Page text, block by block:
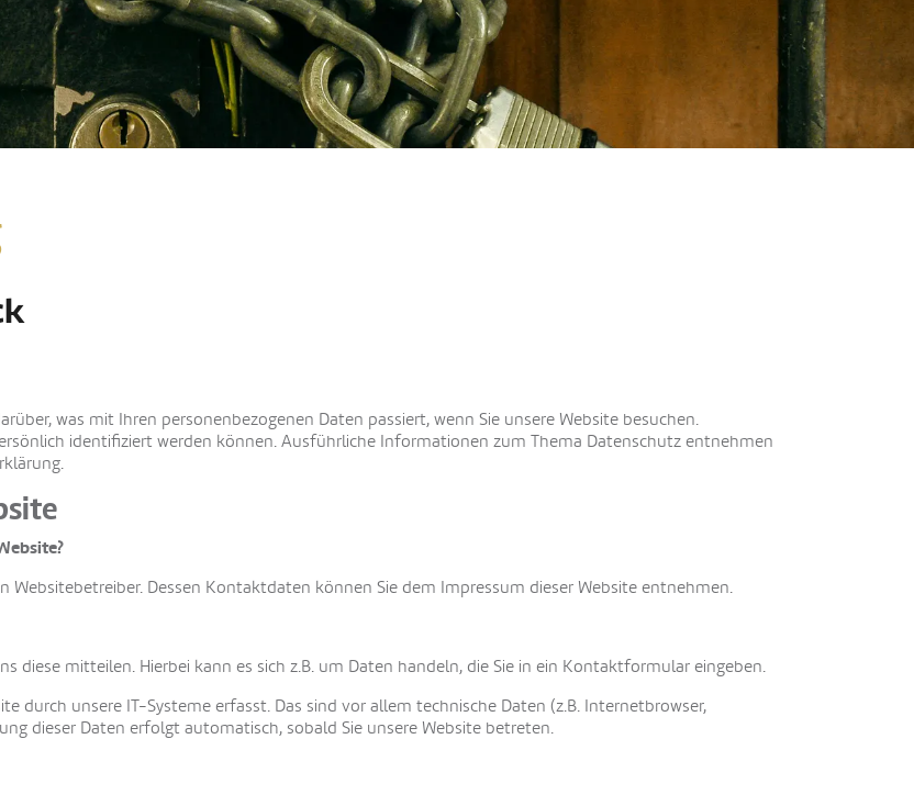
was mit Ihren personenbezogenen Daten passiert, wenn Sie unsere Website besuchen.
identifiziert werden können. Ausführliche Informationen zum Thema Datenschutz entnehmen
Dessen Kontaktdaten können Sie dem Impressum dieser Website entnehmen.
diese mitteilen. Hierbei kann es sich z.B. um Daten handeln, die Sie in ein Kontaktformular eingeben.
durch unsere IT-Systeme erfasst. Das sind vor allem technische Daten (z.B. Internetbrowser,
dieser Daten erfolgt automatisch, sobald Sie unsere Website betreten.